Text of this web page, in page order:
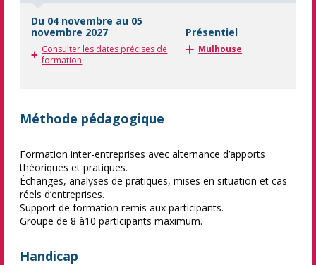
Du 04 novembre au 05
novembre 2027
Consulter les dates précises de
formation
Présentiel
Mulhouse
Méthode pédagogique
Formation inter-entreprises avec alternance d’apports
théoriques et pratiques.
Échanges, analyses de pratiques, mises en situation et cas
réels d’entreprises.
Support de formation remis aux participants.
Groupe de 8 à10 participants maximum.
Handicap